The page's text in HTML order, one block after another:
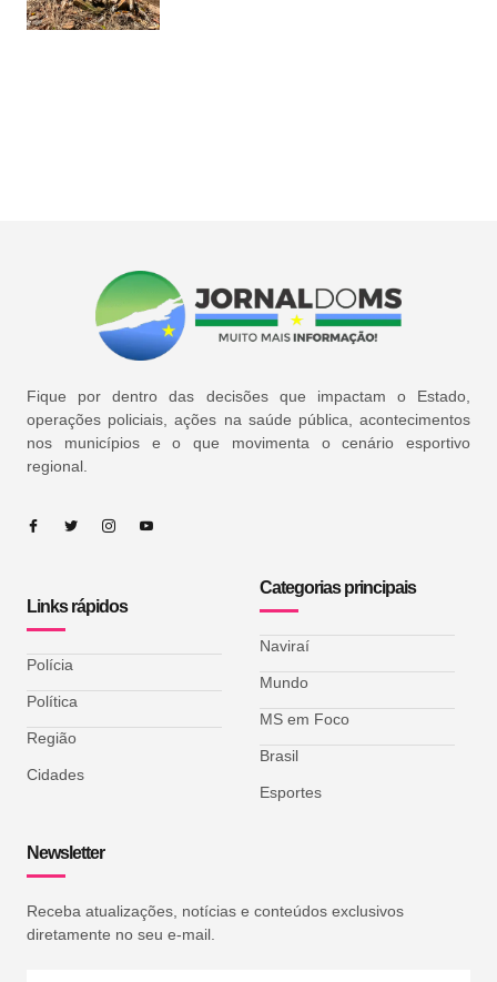
Fique por dentro das decisões que impactam o Estado,
operações policiais, ações na saúde pública, acontecimentos
nos municípios e o que movimenta o cenário esportivo
regional.
Links rápidos
Polícia
Política
Região
Cidades
Categorias principais
Naviraí
Mundo
MS em Foco
Brasil
Esportes
Newsletter
Receba atualizações, notícias e conteúdos exclusivos
diretamente no seu e-mail.